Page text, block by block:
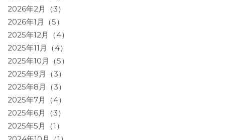
2026年2月（3）
2026年1月（5）
2025年12月（4）
2025年11月（4）
2025年10月（5）
2025年9月（3）
2025年8月（3）
2025年7月（4）
2025年6月（3）
2025年5月（1）